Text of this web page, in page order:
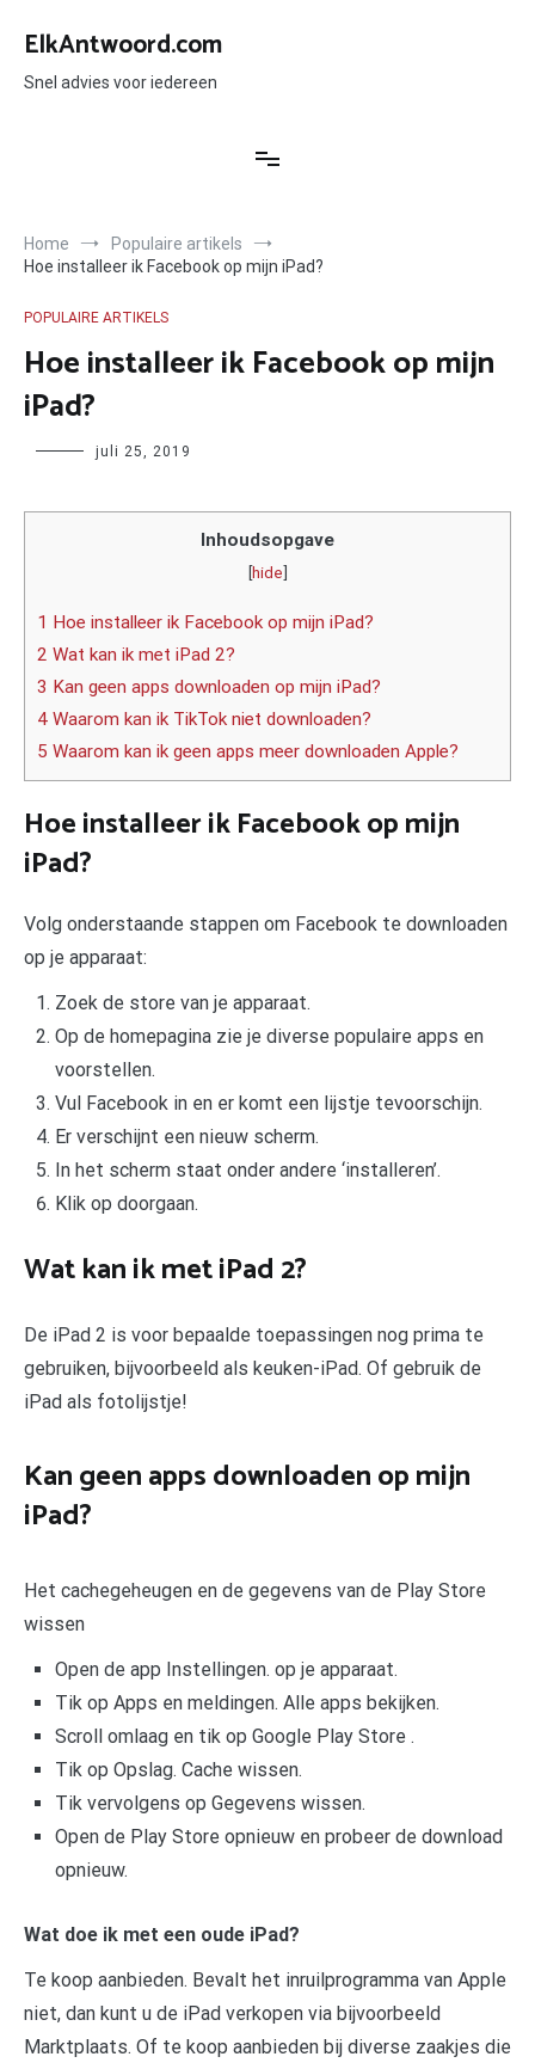
naar
inhoud
ElkAntwoord.com
Snel advies voor iedereen
Home
Populaire artikels
Hoe installeer ik Facebook op mijn iPad?
POPULAIRE ARTIKELS
Hoe installeer ik Facebook op mijn
iPad?
Author juli 25, 2019
Inhoudsopgave
[hide]
1 Hoe installeer ik Facebook op mijn iPad?
2 Wat kan ik met iPad 2?
3 Kan geen apps downloaden op mijn iPad?
4 Waarom kan ik TikTok niet downloaden?
5 Waarom kan ik geen apps meer downloaden Apple?
Hoe installeer ik Facebook op mijn
iPad?
Volg onderstaande stappen om Facebook te downloaden
op je apparaat:
Zoek de store van je apparaat.
Op de homepagina zie je diverse populaire apps en
voorstellen.
Vul Facebook in en er komt een lijstje tevoorschijn.
Er verschijnt een nieuw scherm.
In het scherm staat onder andere ‘installeren’.
Klik op doorgaan.
Wat kan ik met iPad 2?
De iPad 2 is voor bepaalde toepassingen nog prima te
gebruiken, bijvoorbeeld als keuken-iPad. Of gebruik de
iPad als fotolijstje!
Kan geen apps downloaden op mijn
iPad?
Het cachegeheugen en de gegevens van de Play Store
wissen
Open de app Instellingen. op je apparaat.
Tik op Apps en meldingen. Alle apps bekijken.
Scroll omlaag en tik op Google Play Store .
Tik op Opslag. Cache wissen.
Tik vervolgens op Gegevens wissen.
Open de Play Store opnieuw en probeer de download
opnieuw.
Wat doe ik met een oude iPad?
Te koop aanbieden. Bevalt het inruilprogramma van Apple
niet, dan kunt u de iPad verkopen via bijvoorbeeld
Marktplaats. Of te koop aanbieden bij diverse zaakjes die